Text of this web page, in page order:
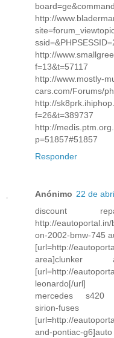
http://
http://
f=13&t=57117
http://www.mostly-
cars.com/Forums/
http://
f=26&t=389737
http://
p=51857#51857
Responder
Anónimo 22 de
discount
http://
on-2002-bmw-745
[url=http://
area]clunker
[url=http://
leonardo[/url]
mercedes s420
sirion-fuses
[url=http://
and-pontiac-